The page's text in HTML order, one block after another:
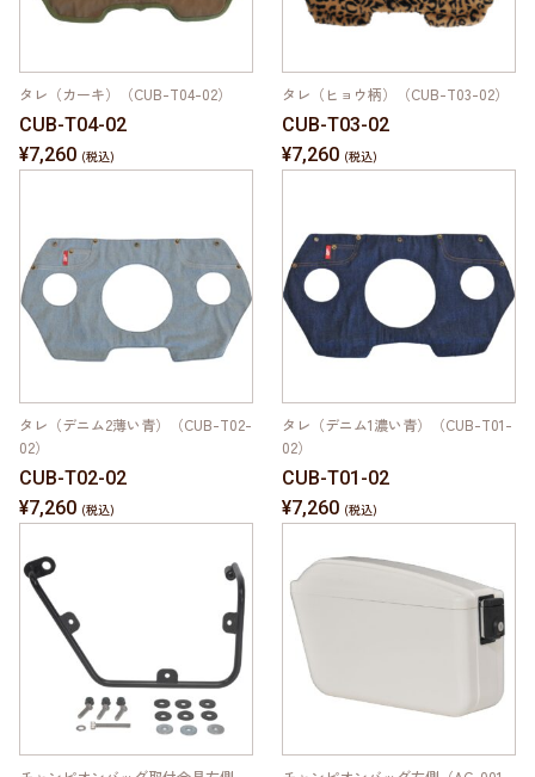
タレ（カーキ）（CUB-T04-02）
CUB-T04-02
¥7,260
タレ（ヒョウ柄）（CUB-T03-02）
CUB-T03-02
¥7,260
タレ（デニム2薄い青）（CUB-T02-
02）
CUB-T02-02
¥7,260
タレ（デニム1濃い青）（CUB-T01-
02）
CUB-T01-02
¥7,260